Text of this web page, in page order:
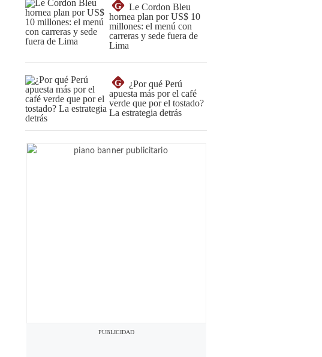
G
Le Cordon Bleu
hornea plan por US$ 10
millones: el menú con
carreras y sede fuera de
Lima
G
¿Por qué Perú
apuesta más por el café
verde que por el tostado?
La estrategia detrás